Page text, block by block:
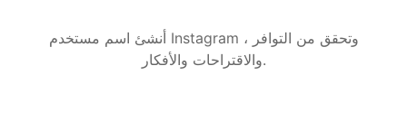
أنشئ اسم مستخدم Instagram ، وتحقق من التوافر
والاقتراحات والأفكار.